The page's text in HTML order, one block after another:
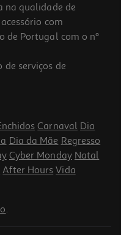
300 Nu
na qualidade de
com
de Portugal com o nº
serviços de
Carnaval Dia
Dia da Mãe Regresso
Cyber Monday Natal
After Hours Vida
.